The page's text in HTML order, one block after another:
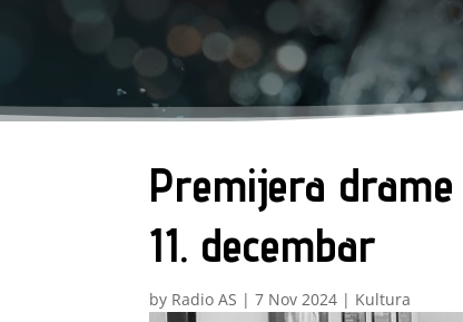
Premijera
11. decembar
by Radio AS |7 Nov 2024 | Kultura